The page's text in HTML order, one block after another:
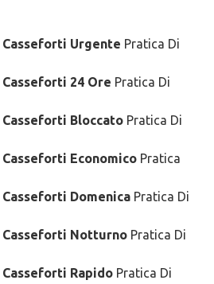
Urgente Pratica Di
24 Ore Pratica Di
Bloccato Pratica Di
Economico Pratica
Domenica Pratica Di
Notturno Pratica Di
Rapido Pratica Di